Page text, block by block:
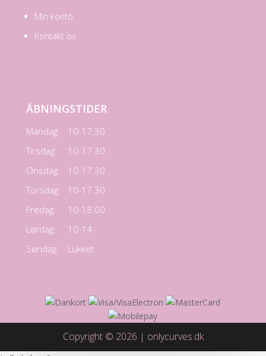
Min konto
Kontakt os
ÅBNINGSTIDER
Mandag:
10-17.30
Tirsdag:
10-17.30
Onsdag:
10-17.30
Torsdag:
10-17.30
Fredag:
10-18.00
Lørdag:
10-14
Søndag:
Lukket
Copyright © 2026 | onlycurves.dk